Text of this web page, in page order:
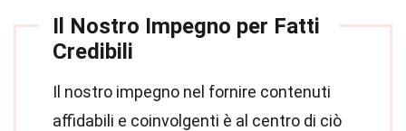
Il Nostro Impegno per Fatti
Credibili
Il nostro impegno nel fornire contenuti
affidabili e coinvolgenti è al centro di ciò